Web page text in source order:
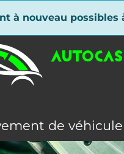
à nouveau possibles
de véhicule